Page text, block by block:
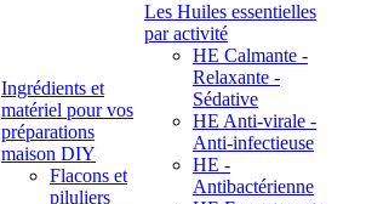
Ingrédients et
matériel pour vos
préparations
maison DIY
Flacons et
piluliers
Les Huiles essentielles
par activité
HE Calmante -
Relaxante -
Sédative
HE Anti-virale -
Anti-infectieuse
HE -
Antibactérienne